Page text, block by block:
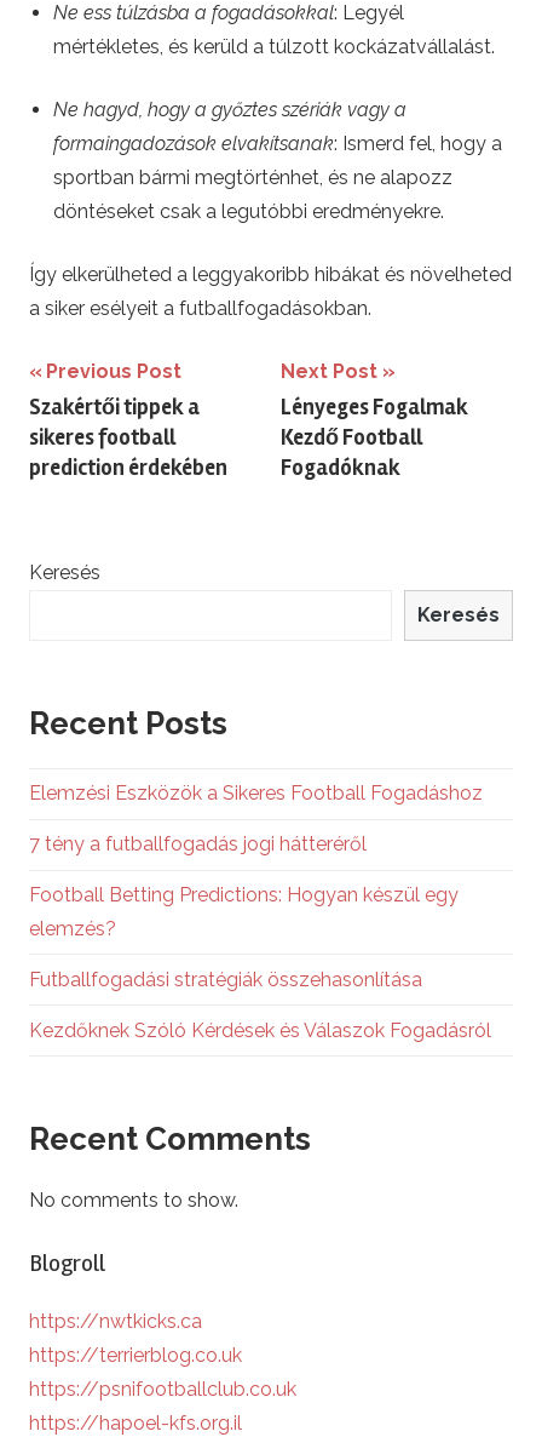
Ne ess túlzásba a fogadásokkal: Legyél
mértékletes, és kerüld a túlzott kockázatvállalást.
Ne hagyd, hogy a győztes szériák vagy a
formaingadozások elvakítsanak: Ismerd fel, hogy a
sportban bármi megtörténhet, és ne alapozz
döntéseket csak a legutóbbi eredményekre.
Így elkerülheted a leggyakoribb hibákat és növelheted
a siker esélyeit a futballfogadásokban.
Bejegyzés
navigáció
Previous Post
Szakértői tippek a
sikeres football
prediction érdekében
Next Post
Lényeges Fogalmak
Kezdő Football
Fogadóknak
Keresés
Keresés
Recent Posts
Elemzési Eszközök a Sikeres Football Fogadáshoz
7 tény a futballfogadás jogi hátteréről
Football Betting Predictions: Hogyan készül egy
elemzés?
Futballfogadási stratégiák összehasonlítása
Kezdőknek Szóló Kérdések és Válaszok Fogadásról
Recent Comments
No comments to show.
Blogroll
https://nwtkicks.ca
https://terrierblog.co.uk
https://psnifootballclub.co.uk
https://hapoel-kfs.org.il